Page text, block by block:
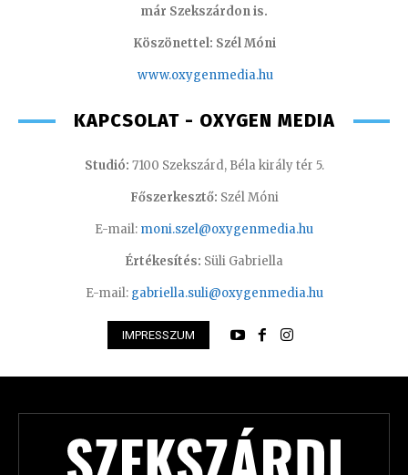
már Szekszárdon is.
Köszönettel: Szél Móni
www.oxygenmedia.hu
KAPCSOLAT - OXYGEN MEDIA
Studió: 7100 Szekszárd, Béla király tér 5.
Főszerkesztő: Szél Móni
E-mail: moni.szel@oxygenmedia.hu
Értékesítés: Süli Gabriella
E-mail: gabriella.suli@oxygenmedia.hu
IMPRESSZUM